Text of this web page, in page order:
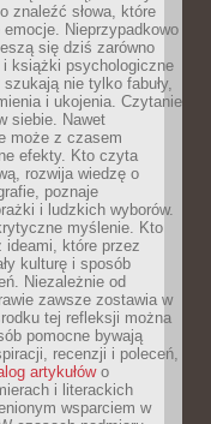
znaleźć słowa, które
emocje. Nieprzypadkowo
się dziś zarówno
książki psychologiczne
nie tylko fabuły,
i ukojenia. Czytanie
siebie. Nawet
może z czasem
efekty. Kto czyta
rozwija wiedzę o
poznaje
i ludzkich wyborów.
myślenie. Kto
ideami, które przez
kulturę i sposób
Niezależnie od
zawsze zostawia w
tej refleksji można
pomocne bywają
recenzji i poleceń,
artykułówo
i literackich
wsparciem w